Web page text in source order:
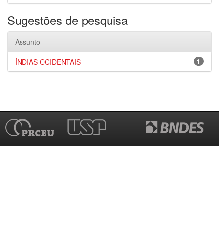
Sugestões de pesquisa
Assunto
1
ÍNDIAS OCIDENTAIS